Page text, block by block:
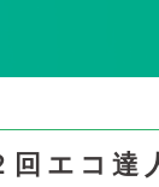
エコ達